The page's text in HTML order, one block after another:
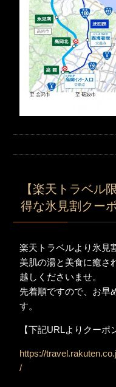
【楽天トラベル
得な氷見割クー
楽天トラベルより氷見
美肌の湯と美食に癒さ
越しくださいませ。
先着順ですので、お早
す。
【下記URLよりクーポ
https://
/